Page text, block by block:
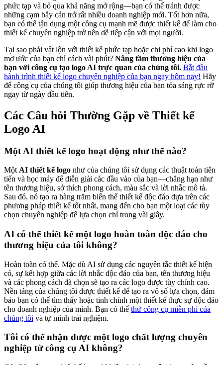
phức tạp và bỏ qua khả năng mở rộng—bạn có thể tránh được
những cạm bẫy cản trở rất nhiều doanh nghiệp mới. Tốt hơn nữa,
bạn có thể tận dụng một công cụ mạnh mẽ được thiết kế để làm cho
thiết kế chuyên nghiệp trở nên dễ tiếp cận với mọi người.
Tại sao phải vật lộn với thiết kế phức tạp hoặc chi phí cao khi logo
mơ ước của bạn chỉ cách vài phút? Nâng tầm thương hiệu của
bạn với công cụ tạo logo AI trực quan của chúng tôi. Bắt đầu
hành trình thiết kế logo chuyên nghiệp của bạn ngay hôm nay! Hãy
để công cụ của chúng tôi giúp thương hiệu của bạn tỏa sáng rực rỡ
ngay từ ngày đầu tiên.
Các Câu hỏi Thường Gặp về Thiết kế
Logo AI
Một AI thiết kế logo hoạt động như thế nào?
Một AI thiết kế logo như của chúng tôi sử dụng các thuật toán tiên
tiến và học máy để diễn giải các đầu vào của bạn—chẳng hạn như
tên thương hiệu, sở thích phong cách, màu sắc và lời nhắc mô tả.
Sau đó, nó tạo ra hàng trăm biến thể thiết kế độc đáo dựa trên các
phương pháp thiết kế tốt nhất, mang đến cho bạn một loạt các tùy
chọn chuyên nghiệp để lựa chọn chỉ trong vài giây.
AI có thể thiết kế một logo hoàn toàn độc đáo cho
thương hiệu của tôi không?
Hoàn toàn có thể. Mặc dù AI sử dụng các nguyên tắc thiết kế hiện
có, sự kết hợp giữa các lời nhắc độc đáo của bạn, tên thương hiệu
và các phong cách đã chọn sẽ tạo ra các logo được tùy chỉnh cao.
Nền tảng của chúng tôi được thiết kế để tạo ra vô số lựa chọn, đảm
bảo bạn có thể tìm thấy hoặc tinh chỉnh một thiết kế thực sự độc đáo
cho doanh nghiệp của mình. Bạn có thể thử công cụ miễn phí của
chúng tôi và tự mình trải nghiệm.
Tôi có thể nhận được một logo chất lượng chuyên
nghiệp từ công cụ AI không?